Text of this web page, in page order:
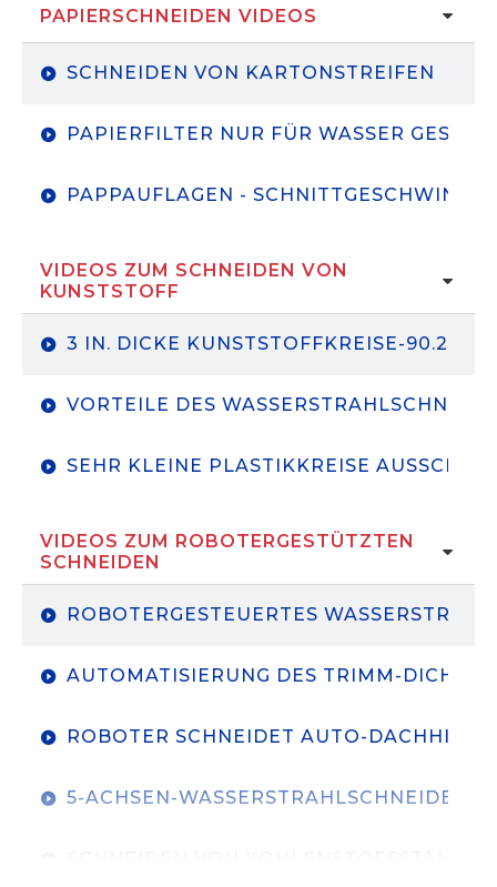
PAPIERSCHNEIDEN VIDEOS
SCHNEIDEN VON KARTONSTREIFEN
PAPIERFILTER NUR FÜR WASSER
PAPPAUFLAGEN -
VIDEOS ZUM SCHNEIDEN VON
KUNSTSTOFF
3 IN. DICKE KUNSTSTOFFKREISE-
VORTEILE DES
SEHR KLEINE PLASTIKKREISE
VIDEOS ZUM ROBOTERGESTÜTZTEN
SCHNEIDEN
ROBOTERGESTEUERTES
AUTOMATISIERUNG DES TRIMM-DICH-
ROBOTER SCHNEIDET AUTO-
5-ACHSEN-WASSERSTRAHLSCHNEIDEN